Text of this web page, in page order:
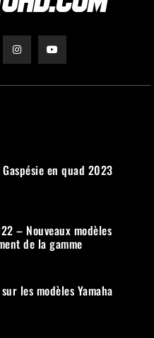
en quad 2023
– Nouveaux modèles
de la gamme
les modèles Yamaha